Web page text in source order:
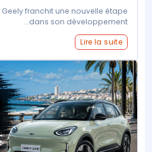
franchit une nouvelle étape
dans son développement...
Lire la suite